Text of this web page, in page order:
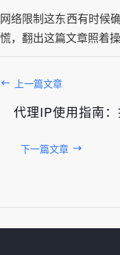
网络限制这东西有时候
慌，翻出这篇文章照着
上一篇文章
代理IP使用指南
下一篇文章